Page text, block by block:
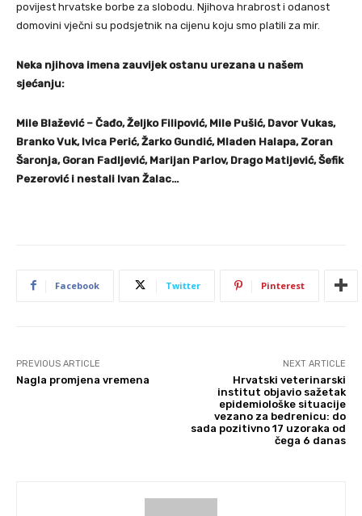
povijest hrvatske borbe za slobodu. Njihova hrabrost i odanost
domovini vječni su podsjetnik na cijenu koju smo platili za mir.
Neka njihova imena zauvijek ostanu urezana u našem
sjećanju:
Mile Blažević – Čađo, Željko Filipović, Mile Pušić, Davor Vukas,
Branko Vuk, Ivica Perić, Žarko Gundić, Mladen Halapa, Zoran
Šaronja, Goran Fadljević, Marijan Parlov, Drago Matijević, Šefik
Pezerović i nestali Ivan Žalac…
Facebook Twitter Pinterest
PREVIOUS ARTICLE
Nagla promjena vremena
NEXT ARTICLE
Hrvatski veterinarski
institut objavio sažetak
epidemiološke situacije
vezano za bedrenicu: do
sada pozitivno 17 uzoraka od
čega 6 danas